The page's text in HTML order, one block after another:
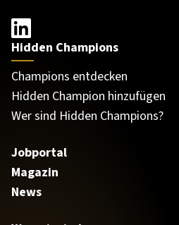
Hidden Champions
Champions entdecken
Hidden Champion hinzufügen
Wer sind Hidden Champions?
Jobportal
Magazin
News